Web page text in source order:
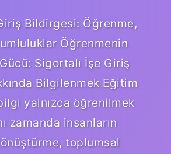
Bildirgesi: Öğrenme,
Öğrenmenin
Sigortalı İşe Giriş
Bilgilenmek Eğitim
yalnızca öğrenilmek
zamanda insanların
toplumsal